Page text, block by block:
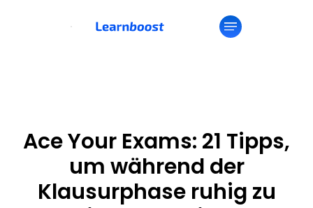
Ace Your Exams: 21 Tipps,
um während der
Klausurphase ruhig zu